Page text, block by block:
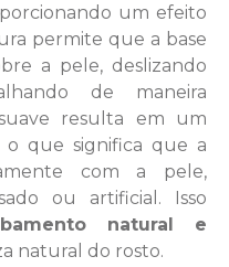
um efeito
permite que a base
a pele, deslizando
de maneira
resulta em um
o que significa que a
com a pele,
ou artificial. Isso
natural e
natural do rosto.